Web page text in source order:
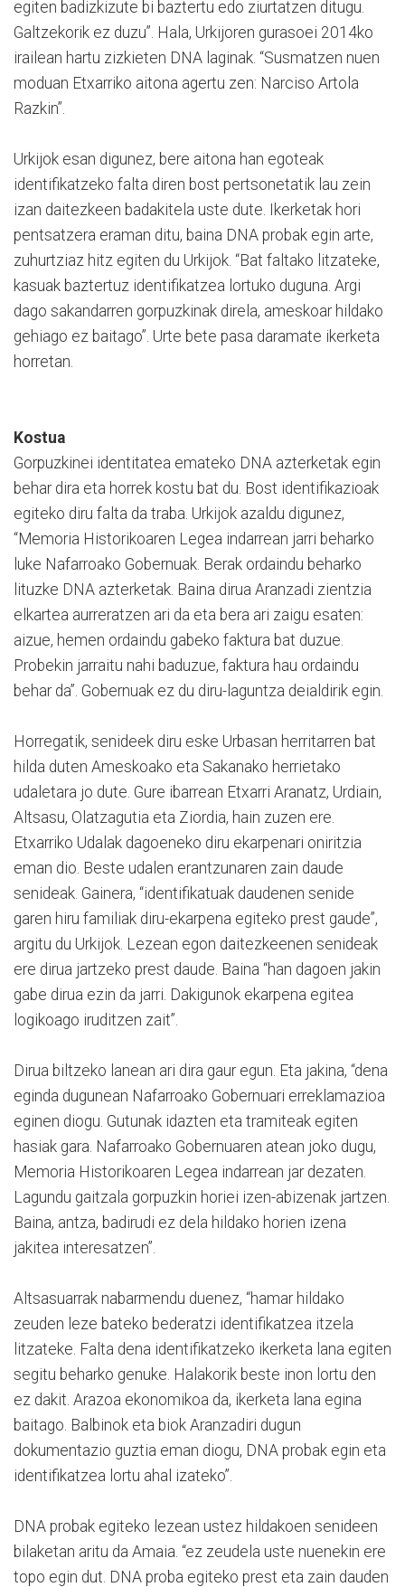
egiten badizkizute bi baztertu edo ziurtatzen ditugu.
Galtzekorik ez duzu”. Hala, Urkijoren gurasoei 2014ko
irailean hartu zizkieten DNA laginak. “Susmatzen nuen
moduan Etxarriko aitona agertu zen: Narciso Artola
Razkin”.
Urkijok esan digunez, bere aitona han egoteak
identifikatzeko falta diren bost pertsonetatik lau zein
izan daitezkeen badakitela uste dute. Ikerketak hori
pentsatzera eraman ditu, baina DNA probak egin arte,
zuhurtziaz hitz egiten du Urkijok. “Bat faltako litzateke,
kasuak baztertuz identifikatzea lortuko duguna. Argi
dago sakandarren gorpuzkinak direla, ameskoar hildako
gehiago ez baitago”. Urte bete pasa daramate ikerketa
horretan.
Kostua
Gorpuzkinei identitatea emateko DNA azterketak egin
behar dira eta horrek kostu bat du. Bost identifikazioak
egiteko diru falta da traba. Urkijok azaldu digunez,
“Memoria Historikoaren Legea indarrean jarri beharko
luke Nafarroako Gobernuak. Berak ordaindu beharko
lituzke DNA azterketak. Baina dirua Aranzadi zientzia
elkartea aurreratzen ari da eta bera ari zaigu esaten:
aizue, hemen ordaindu gabeko faktura bat duzue.
Probekin jarraitu nahi baduzue, faktura hau ordaindu
behar da”. Gobernuak ez du diru-laguntza deialdirik egin.
Horregatik, senideek diru eske Urbasan herritarren bat
hilda duten Ameskoako eta Sakanako herrietako
udaletara jo dute. Gure ibarrean Etxarri Aranatz, Urdiain,
Altsasu, Olatzagutia eta Ziordia, hain zuzen ere.
Etxarriko Udalak dagoeneko diru ekarpenari oniritzia
eman dio. Beste udalen erantzunaren zain daude
senideak. Gainera, “identifikatuak daudenen senide
garen hiru familiak diru-ekarpena egiteko prest gaude”,
argitu du Urkijok. Lezean egon daitezkeenen senideak
ere dirua jartzeko prest daude. Baina “han dagoen jakin
gabe dirua ezin da jarri. Dakigunok ekarpena egitea
logikoago iruditzen zait”.
Dirua biltzeko lanean ari dira gaur egun. Eta jakina, “dena
eginda dugunean Nafarroako Gobernuari erreklamazioa
eginen diogu. Gutunak idazten eta tramiteak egiten
hasiak gara. Nafarroako Gobernuaren atean joko dugu,
Memoria Historikoaren Legea indarrean jar dezaten.
Lagundu gaitzala gorpuzkin horiei izen-abizenak jartzen.
Baina, antza, badirudi ez dela hildako horien izena
jakitea interesatzen”.
Altsasuarrak nabarmendu duenez, “hamar hildako
zeuden leze bateko bederatzi identifikatzea itzela
litzateke. Falta dena identifikatzeko ikerketa lana egiten
segitu beharko genuke. Halakorik beste inon lortu den
ez dakit. Arazoa ekonomikoa da, ikerketa lana egina
baitago. Balbinok eta biok Aranzadiri dugun
dokumentazio guztia eman diogu, DNA probak egin eta
identifikatzea lortu ahal izateko”.
DNA probak egiteko lezean ustez hildakoen senideen
bilaketan aritu da Amaia. “ez zeudela uste nuenekin ere
topo egin dut. DNA proba egiteko prest eta zain dauden